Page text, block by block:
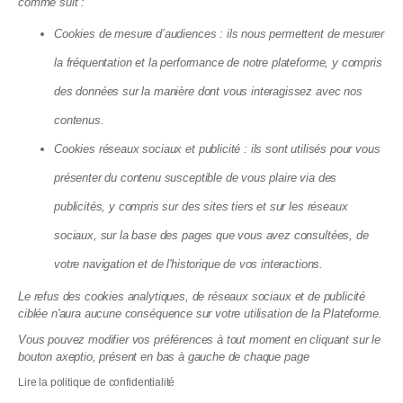
ouvrées
Ligne directe avec votre gestionnaire
Standard téléphonique en cas d'urgence
juristes, comptables, travaux, ...
Vie quotidienne
Simplifiez votre quotidien de copropriétaire
grâce à un suivi transparent, des outils
pratiques et un accompagnement réactif à
chaque étape de la vie de votre immeuble.
Gestion des sinistres
Déplacement pour audit et état des lieux de la
copropriété
Cookies de mesure d’audiences : ils nous permettent de mesurer
la fréquentation et la performance de notre plateforme, y compris
des données sur la manière dont vous interagissez avec nos
contenus.
Cookies réseaux sociaux et publicité : ils sont utilisés pour vous
présenter du contenu susceptible de vous plaire via des
publicités, y compris sur des sites tiers et sur les réseaux
sociaux, sur la base des pages que vous avez consultées, de
votre navigation et de l'historique de vos interactions.
Le refus des cookies analytiques, de réseaux sociaux et de publicité
ciblée n'aura aucune conséquence sur votre utilisation de la Plateforme.
Vous pouvez modifier vos préférences à tout moment en cliquant sur le
bouton axeptio, présent en bas à gauche de chaque page
Lire la politique de confidentialité